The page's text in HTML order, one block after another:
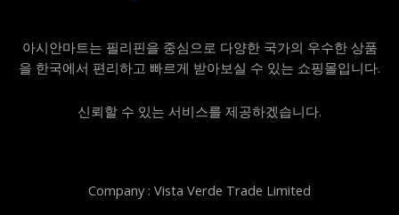
아시안마트는 필리핀을 중심으로 다양한 국가의 우수한 상품
을 한국에서 편리하고 빠르게 받아보실 수 있는 쇼핑몰입니다.
신뢰할 수 있는 서비스를 제공하겠습니다.
Company : Vista Verde Trade Limited